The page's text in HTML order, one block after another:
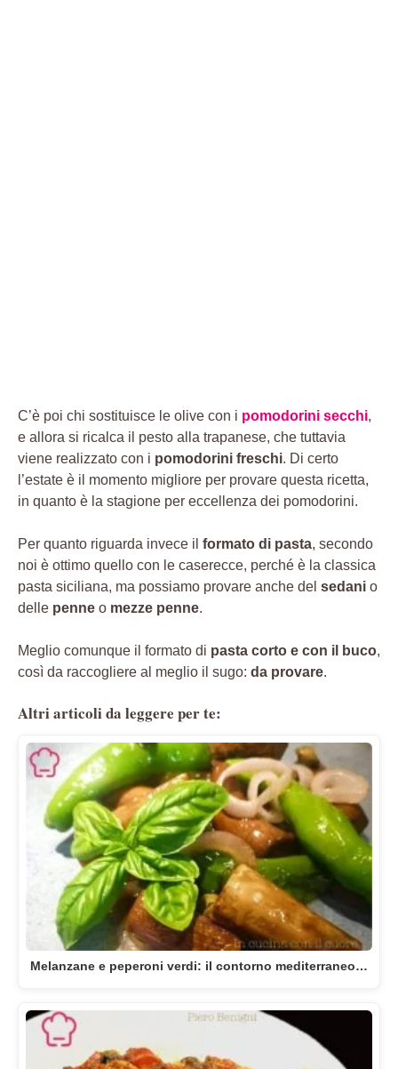
C’è poi chi sostituisce le olive con i pomodorini secchi,
e allora si ricalca il pesto alla trapanese, che tuttavia
viene realizzato con i pomodorini freschi. Di certo
l’estate è il momento migliore per provare questa ricetta,
in quanto è la stagione per eccellenza dei pomodorini.
Per quanto riguarda invece il formato di pasta, secondo
noi è ottimo quello con le caserecce, perché è la classica
pasta siciliana, ma possiamo provare anche del sedani o
delle penne o mezze penne.
Meglio comunque il formato di pasta corto e con il buco,
così da raccogliere al meglio il sugo: da provare.
Altri articoli da leggere per te:
Melanzane e peperoni verdi: il contorno mediterraneo…